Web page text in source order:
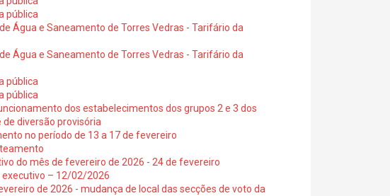
pública
Água e Saneamento de Torres Vedras - Tarifário da
Água e Saneamento de Torres Vedras - Tarifário da
pública
pública
dos estabelecimentos dos grupos 2 e 3 dos
diversão provisória
no período de 13 a 17 de fevereiro
do mês de fevereiro de 2026 - 24 de fevereiro
executivo – 12/02/2026
de 2026 - mudança de local das secções de voto da